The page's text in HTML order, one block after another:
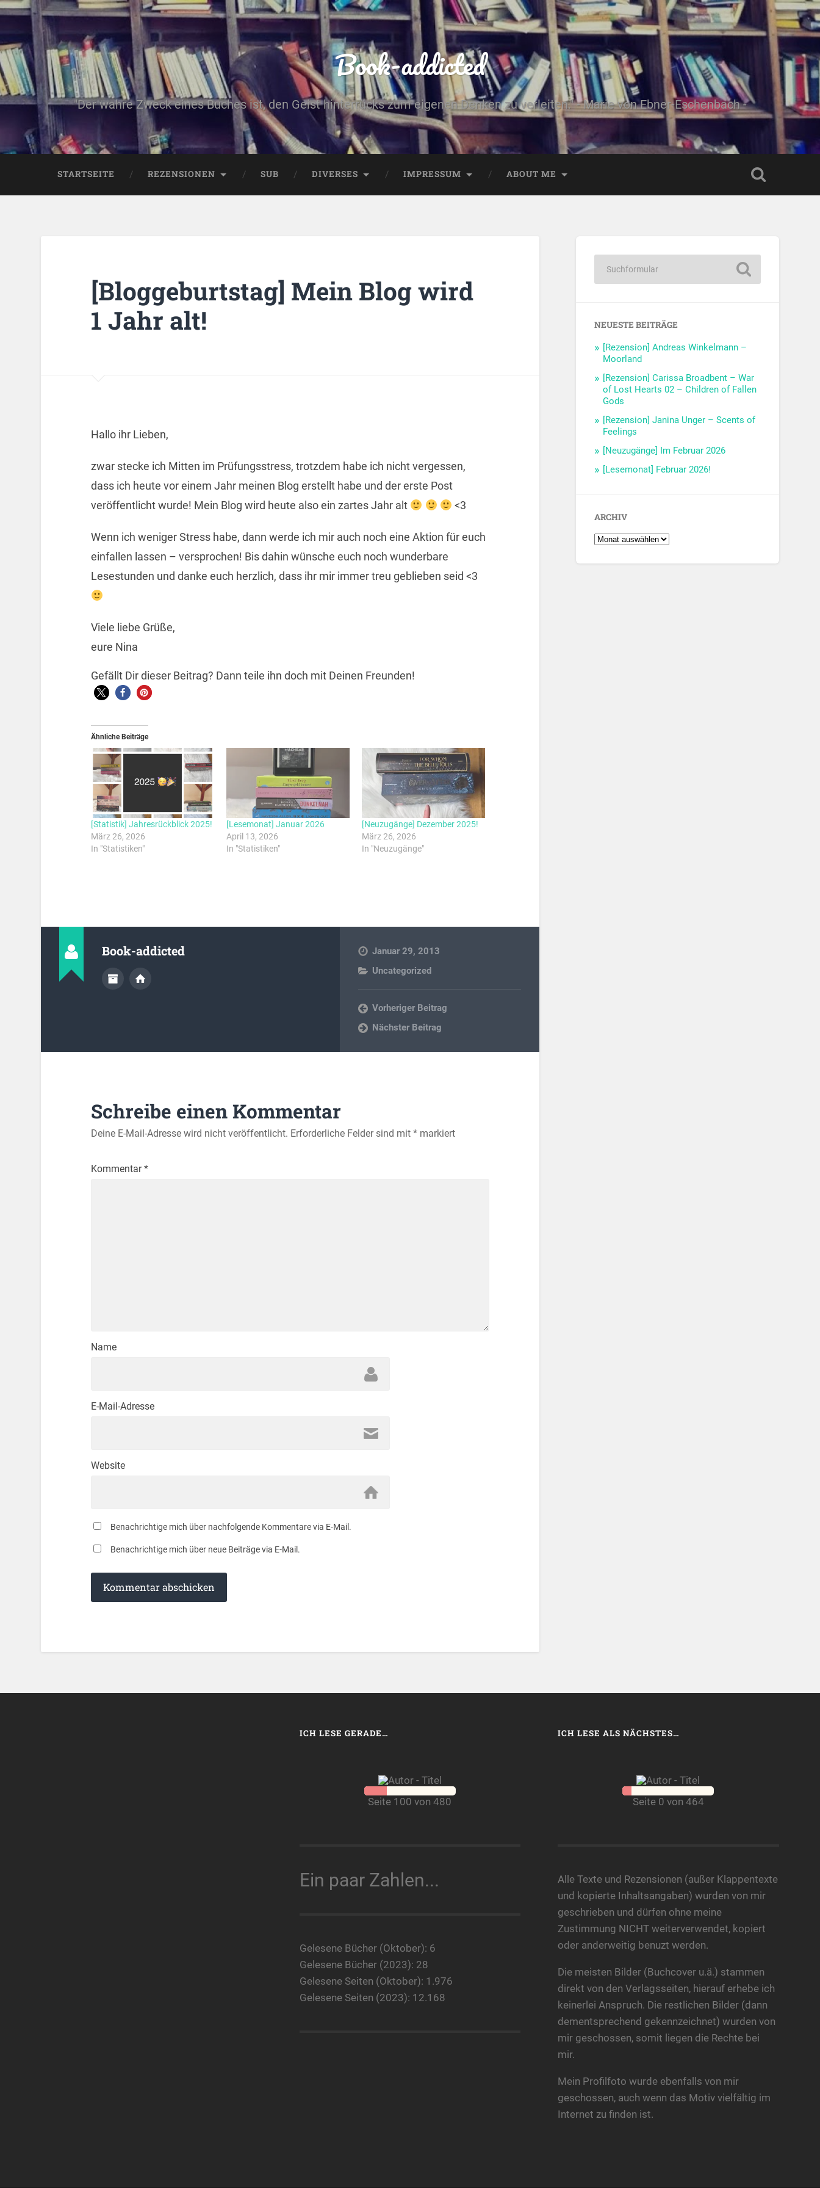
Book-addicted
"Der wahre Zweck eines Buches ist, den Geist hinterrücks zum eigenen Denken zu verleiten." - Marie von Ebner-Eschenbach -
STARTSEITE REZENSIONEN SUB DIVERSES IMPRESSUM ABOUT ME
[Bloggeburtstag] Mein Blog wird
1 Jahr alt!
Hallo ihr Lieben,
zwar stecke ich Mitten im Prüfungsstress, trotzdem habe ich nicht vergessen,
dass ich heute vor einem Jahr meinen Blog erstellt habe und der erste Post
veröffentlicht wurde! Mein Blog wird heute also ein zartes Jahr alt
<3
Wenn ich weniger Stress habe, dann werde ich mir auch noch eine Aktion für euch
einfallen lassen – versprochen! Bis dahin wünsche euch noch wunderbare
Lesestunden und danke euch herzlich, dass ihr mir immer treu geblieben seid <3
Viele liebe Grüße,
eure Nina
Gefällt Dir dieser Beitrag? Dann teile ihn doch mit Deinen Freunden!
Ähnliche Beiträge
[Statistik] Jahresrückblick 2025!
März 26, 2026
In "Statistiken"
[Lesemonat] Januar 2026
April 13, 2026
In "Statistiken"
[Neuzugänge] Dezember 2025!
März 26, 2026
In "Neuzugänge"
Book-addicted
Januar 29, 2013
Uncategorized
Vorheriger Beitrag
Nächster Beitrag
Schreibe einen Kommentar
Deine E-Mail-Adresse wird nicht veröffentlicht. Erforderliche Felder sind mit *markiert
Kommentar*
Name
E-Mail-Adresse
Website
Benachrichtige mich über nachfolgende Kommentare via E-Mail.
Benachrichtige mich über neue Beiträge via E-Mail.
NEUESTE BEITRÄGE
[Rezension] Andreas Winkelmann –
Moorland
[Rezension] Carissa Broadbent – War
of Lost Hearts 02 – Children of Fallen
Gods
[Rezension] Janina Unger – Scents of
Feelings
[Neuzugänge] Im Februar 2026
[Lesemonat] Februar 2026!
ARCHIV
ICH LESE GERADE…
Seite 100 von 480
Ein paar Zahlen...
Gelesene Bücher (Oktober): 6
Gelesene Bücher (2023): 28
Gelesene Seiten (Oktober): 1.976
Gelesene Seiten (2023): 12.168
ICH LESE ALS NÄCHSTES…
Seite 0 von 464
Alle Texte und Rezensionen (außer Klappentexte
und kopierte Inhaltsangaben) wurden von mir
geschrieben und dürfen ohne meine
Zustimmung NICHT weiterverwendet, kopiert
oder anderweitig benuzt werden.
Die meisten Bilder (Buchcover u.ä.) stammen
direkt von den Verlagsseiten, hierauf erhebe ich
keinerlei Anspruch. Die restlichen Bilder (dann
dementsprechend gekennzeichnet) wurden von
mir geschossen, somit liegen die Rechte bei
mir.
Mein Profilfoto wurde ebenfalls von mir
geschossen, auch wenn das Motiv vielfältig im
Internet zu finden ist.